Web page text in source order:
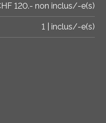
120.- non inclus/-e(s)
1 | inclus/-e(s)